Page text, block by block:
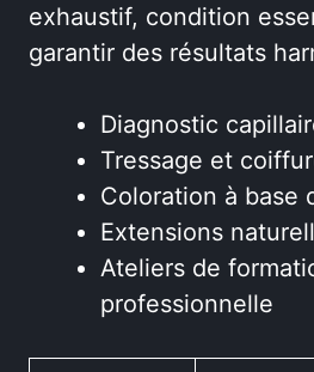
exhaustif, condition
garantir des résultats
Diagnostic
Tressage et
Coloration à base
Extensions
Ateliers de
professionnelle